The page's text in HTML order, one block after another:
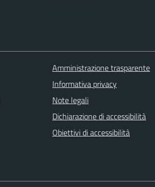
Amministrazione trasparente
Informativa privacy
Note legali
Dichiarazione di accessibilità
Obiettivi di accessibilità